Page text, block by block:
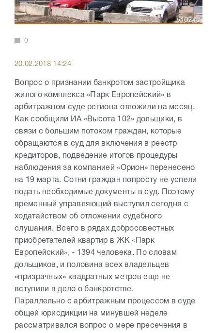
0
20.02.2018 14:24
Вопрос о признании банкротом застройщика
жилого комплекса «Парк Европейский» в
арбитражном суде региона отложили на месяц.
Как сообщили ИА «Высота 102» дольщики, в
связи с большим потоком граждан, которые
обращаются в суд для включения в реестр
кредиторов, подведение итогов процедуры
наблюдения за компанией «Орион» перенесено
на 19 марта. Сотни граждан попросту не успели
подать необходимые документы в суд. Поэтому
временный управляющий выступил сегодня с
ходатайством об отложении судебного
слушания. Всего в рядах добросовестных
приобретателей квартир в ЖК «Парк
Европейский», - 1394 человека. По словам
дольщиков, и половина всех владельцев
«призрачных» квадратных метров еще не
вступили в дело о банкротстве.
Параллельно с арбитражным процессом в суде
общей юрисдикции на минувшей неделе
рассматривался вопрос о мере пресечения в